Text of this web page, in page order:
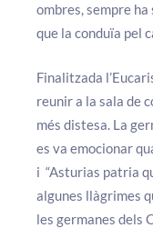
ombres, sempre
que la conduïa pel
Finalitzada
reunir a la sala de
més distesa. La
es va emocionar
i “Asturias patria
algunes llàgrimes
les germanes dels